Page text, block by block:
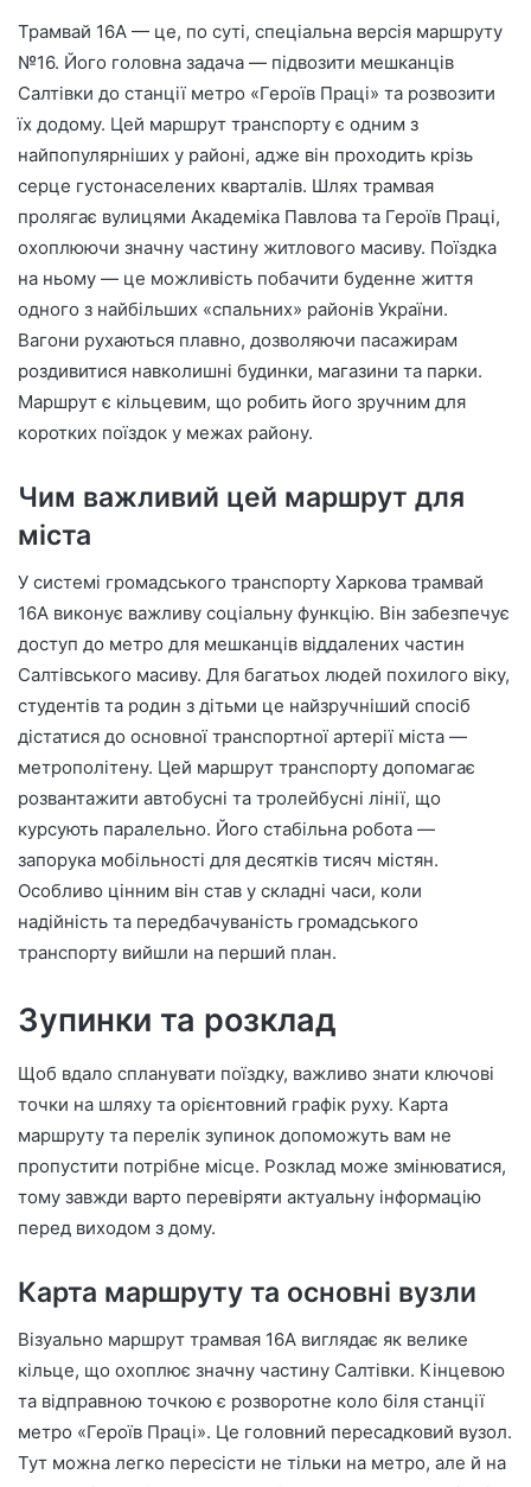
Трамвай 16А — це, по суті, спеціальна версія маршруту
№16. Його головна задача — підвозити мешканців
Салтівки до станції метро «Героїв Праці» та розвозити
їх додому. Цей маршрут транспорту є одним з
найпопулярніших у районі, адже він проходить крізь
серце густонаселених кварталів. Шлях трамвая
пролягає вулицями Академіка Павлова та Героїв Праці,
охоплюючи значну частину житлового масиву. Поїздка
на ньому — це можливість побачити буденне життя
одного з найбільших «спальних» районів України.
Вагони рухаються плавно, дозволяючи пасажирам
роздивитися навколишні будинки, магазини та парки.
Маршрут є кільцевим, що робить його зручним для
коротких поїздок у межах району.
Чим важливий цей маршрут для
міста
У системі громадського транспорту Харкова трамвай
16А виконує важливу соціальну функцію. Він забезпечує
доступ до метро для мешканців віддалених частин
Салтівського масиву. Для багатьох людей похилого віку,
студентів та родин з дітьми це найзручніший спосіб
дістатися до основної транспортної артерії міста —
метрополітену. Цей маршрут транспорту допомагає
розвантажити автобусні та тролейбусні лінії, що
курсують паралельно. Його стабільна робота —
запорука мобільності для десятків тисяч містян.
Особливо цінним він став у складні часи, коли
надійність та передбачуваність громадського
транспорту вийшли на перший план.
Зупинки та розклад
Щоб вдало спланувати поїздку, важливо знати ключові
точки на шляху та орієнтовний графік руху. Карта
маршруту та перелік зупинок допоможуть вам не
пропустити потрібне місце. Розклад може змінюватися,
тому завжди варто перевіряти актуальну інформацію
перед виходом з дому.
Карта маршруту та основні вузли
Візуально маршрут трамвая 16А виглядає як велике
кільце, що охоплює значну частину Салтівки. Кінцевою
та відправною точкою є розворотне коло біля станції
метро «Героїв Праці». Це головний пересадковий вузол.
Тут можна легко пересісти не тільки на метро, але й на